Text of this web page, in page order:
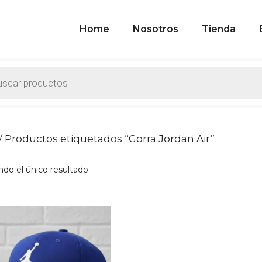
Home Nosotros Tienda
Productos etiquetados “Gorra Jordan Air”
el único resultado